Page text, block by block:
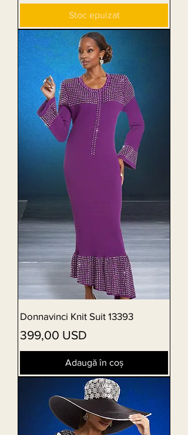
Stoc epuizat
Donnavinci Knit Suit 13393
Preț
399,00 USD
Adaugă în coș